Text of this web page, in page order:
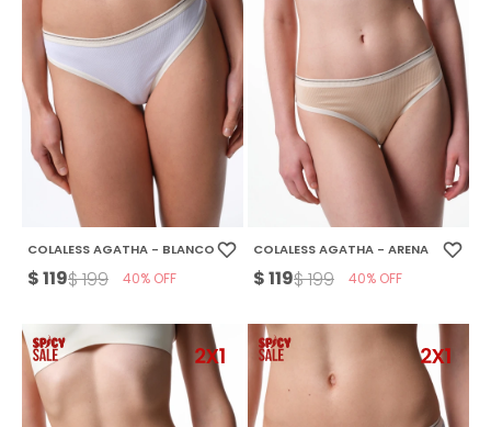
COLALESS AGATHA - BLANCO
$119$199 40
COLALESS AGATHA - ARENA
$119$199 40